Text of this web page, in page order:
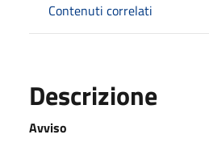
Contenuti correlati
Descrizione
Avviso